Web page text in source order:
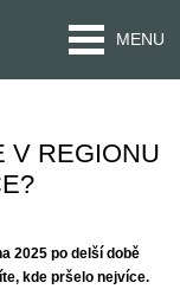
MENU
V REGIONU
2025 po delší době
kde pršelo nejvíce.